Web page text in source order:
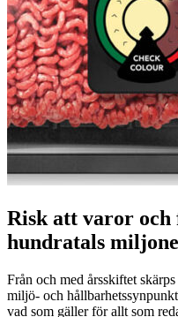
Risk att varor
hundratals
Från och med årsskiftet
miljö- och
vad som gäller för allt som